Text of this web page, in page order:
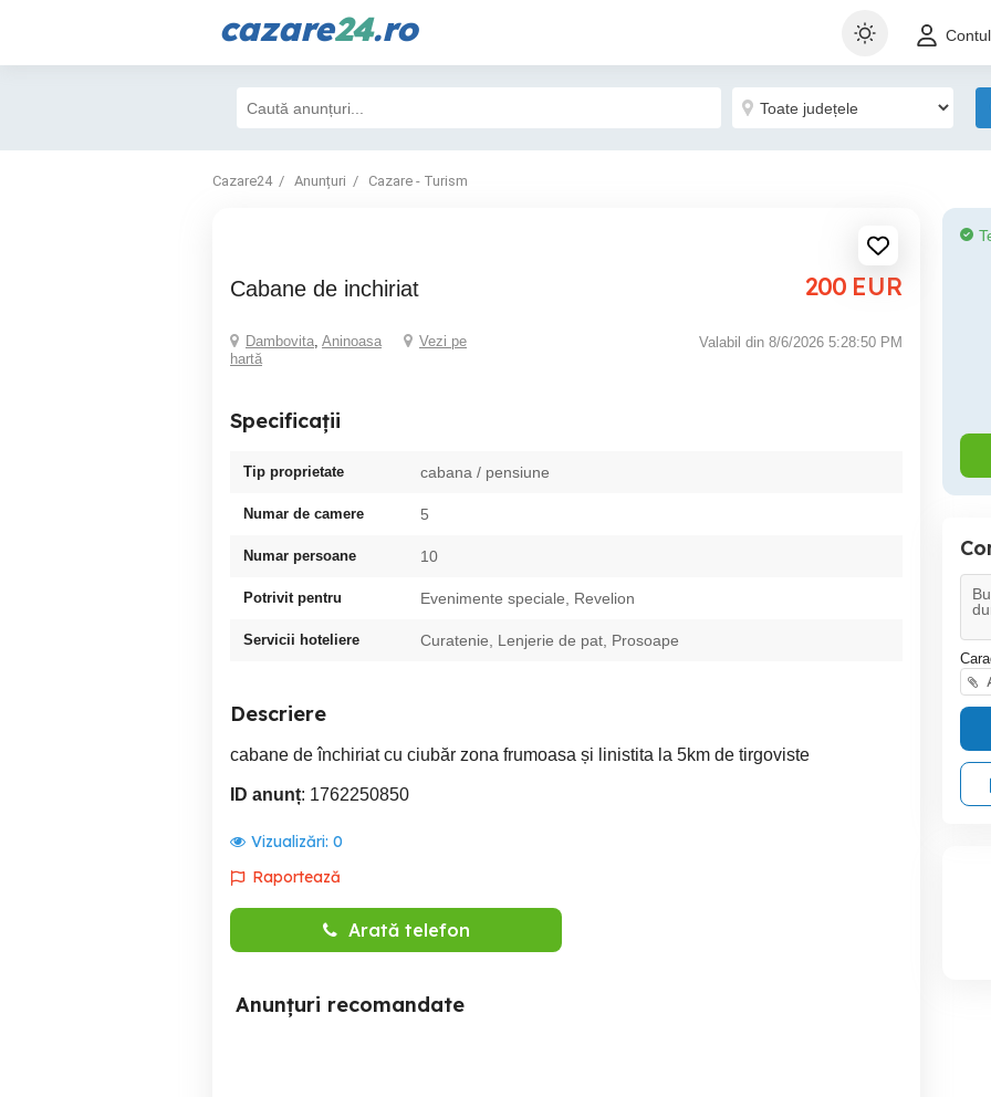
cazare24.ro
Cazare24 Anunțuri Cazare - Turism
cabane de inchiriat 200 EUR
Dambovita, Aninoasa
Vezi pe
hartă
Valabil din 8/6/2026 5:28:50 PM
Specificații
Tip proprietate cabana / pensiune
Numar de camere 5
Numar persoane 10
Potrivit pentru Evenimente speciale, Revelion
Servicii hoteliere Curatenie, Lenjerie de pat, Prosoape
Descriere
cabane de închiriat cu ciubăr zona frumoasa și linistita la 5km de tirgoviste
ID anunț: 1762250850
Vizualizări: 0
Raportează
Arată telefon
Anunțuri recomandate